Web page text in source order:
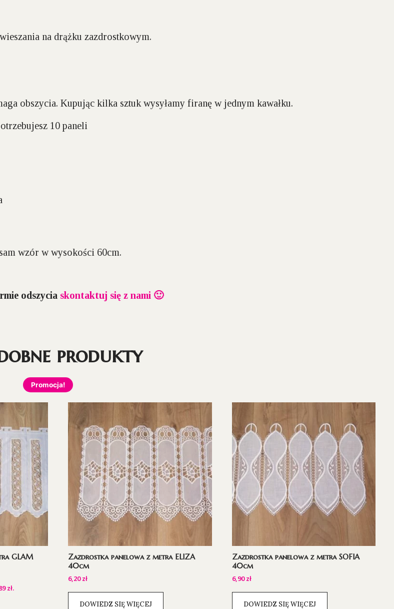
na drążku zazdrostkowym.
obszycia. Kupując kilka sztuk wysyłamy firanę w jednym kawałku.
10 paneli
wzór w wysokości 60cm.
odszycia skontaktuj się z nami 🙂
produkty
Promocja!
GLAM
zł.
Zazdrostka panelowa z metra ELIZA
40cm
6,20zł
DOWIEDZ SIĘ WIĘCEJ
Zazdrostka panelowa z metra SOFIA
40cm
6,90zł
DOWIEDZ SIĘ WIĘCEJ